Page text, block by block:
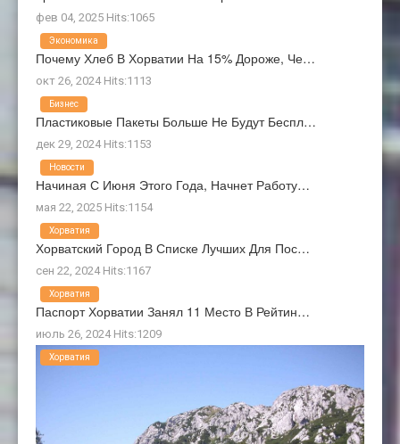
фев 04, 2025 Hits:1065
Почему Хлеб В Хорватии На 15% Дороже, Че…
окт 26, 2024 Hits:1113
Экономика
Пластиковые Пакеты Больше Не Будут Беспл…
дек 29, 2024 Hits:1153
Бизнес
Начиная С Июня Этого Года, Начнет Работу…
мая 22, 2025 Hits:1154
Новости
Хорватский Город В Списке Лучших Для Пос…
сен 22, 2024 Hits:1167
Хорватия
Паспорт Хорватии Занял 11 Место В Рейтин…
июль 26, 2024 Hits:1209
Хорватия
Хорватия